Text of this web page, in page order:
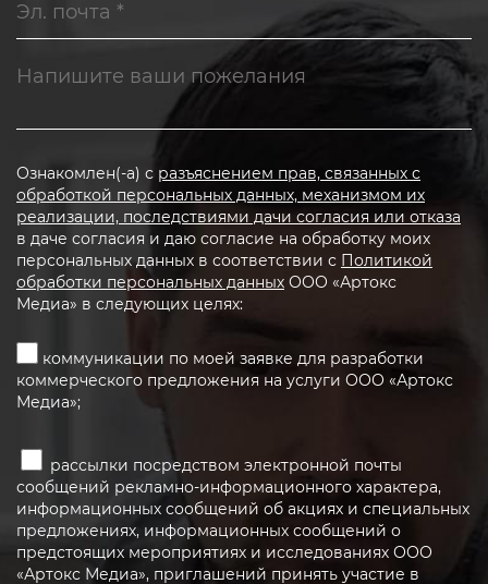
Ознакомлен(-а) с разъяснением прав, связанных с
обработкой персональных данных, механизмом их
реализации, последствиями дачи согласия или отказа
в даче согласия и даю согласие на обработку моих
персональных данных в соответствии с Политикой
обработки персональных данных ООО «Артокс
Медиа» в следующих целях:
коммуникации по моей заявке для разработки
коммерческого предложения на услуги ООО «Артокс
Медиа»;
рассылки посредством электронной почты
сообщений рекламно-информационного характера,
информационных сообщений об акциях и специальных
предложениях, информационных сообщений о
предстоящих мероприятиях и исследованиях ООО
«Артокс Медиа», приглашений принять участие в